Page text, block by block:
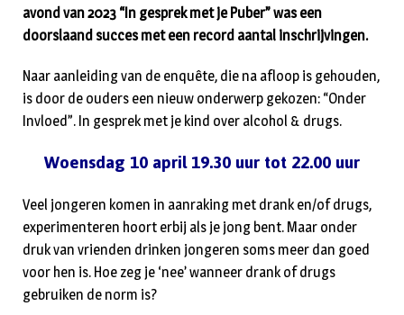
avond van 2023 “In gesprek met je Puber” was een
doorslaand succes met een record aantal inschrijvingen.
Naar aanleiding van de enquête, die na afloop is gehouden,
is door de ouders een nieuw onderwerp gekozen: “Onder
Invloed”. In gesprek met je kind over alcohol & drugs.
Woensdag 10 april 19.30 uur tot 22.00 uur
Veel jongeren komen in aanraking met drank en/of drugs,
experimenteren hoort erbij als je jong bent. Maar onder
druk van vrienden drinken jongeren soms meer dan goed
voor hen is. Hoe zeg je ‘nee’ wanneer drank of drugs
gebruiken de norm is?